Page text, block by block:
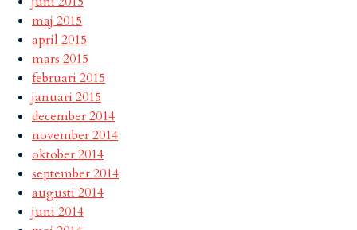
maj 2015
april 2015
mars 2015
februari 2015
januari 2015
december 2014
november 2014
oktober 2014
september 2014
augusti 2014
juni 2014